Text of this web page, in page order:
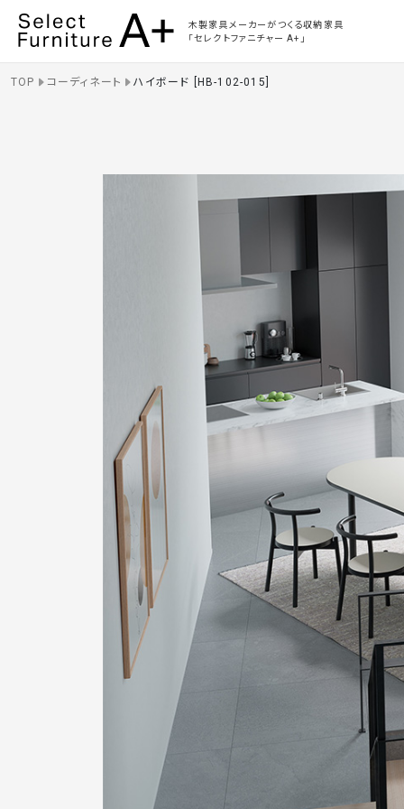
Select Furniture A+
木製家具メーカーがつくる収納家具
「セレクトファニチャー A+」
TOP コーディネート ハイボード [HB-102-015]